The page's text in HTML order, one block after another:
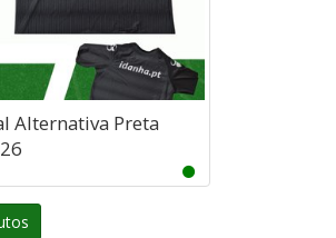
Alternativa Preta